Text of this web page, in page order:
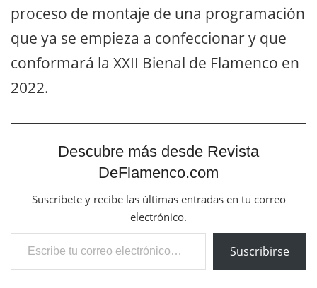
proceso de montaje de una programación
que ya se empieza a confeccionar y que
conformará la XXII Bienal de Flamenco en
2022.
Descubre más desde Revista
DeFlamenco.com
Suscríbete y recibe las últimas entradas en tu correo
electrónico.
Escribe tu correo electrónico…
Suscribirse